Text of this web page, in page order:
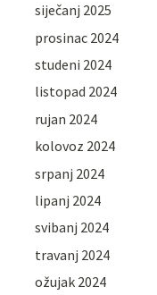
siječanj 2025
prosinac 2024
studeni 2024
listopad 2024
rujan 2024
kolovoz 2024
srpanj 2024
lipanj 2024
svibanj 2024
travanj 2024
ožujak 2024